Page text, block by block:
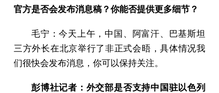
官方是否会发布消息稿？你能否提供更多细节？
毛宁：今天上午，中国、阿富汗、巴基斯坦
三方外长在北京举行了非正式会晤，具体情况我
们很快会发布消息，你可以保持关注。
彭博社记者：外交部是否支持中国驻以色列